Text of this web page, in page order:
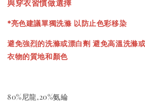
與穿衣習慣做選擇
*亮色建議單獨洗滌 以防止色彩移染
避免強烈的洗滌或漂白劑 避免高溫洗滌
衣物的質地和顏色
80%尼龍,20%氨綸